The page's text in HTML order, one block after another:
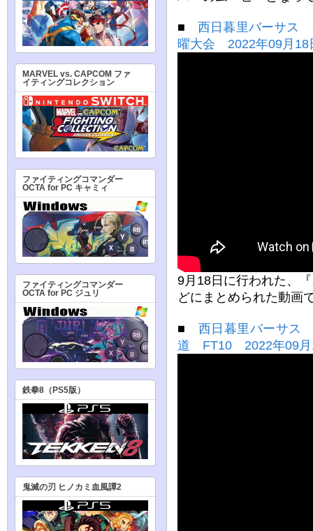
■西日暮里バーサス
曜大会 2022年09月18
9月18日に行われた、
どにまとめられた動画
■ 西日暮里バーサス
道 FT10 2022年09月
MARVEL vs. CAPCOM ファ
イティングコレクション
ファイティングコマンダー
OCTA for PC キャミィ
ファイティングコマンダー
OCTA for PC ジュリ
鉄拳8（PS5版）
鬼滅の刃 ヒノカミ血風譚2